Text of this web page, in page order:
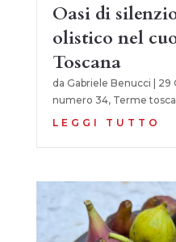
Oasi di
olistico nel
Toscana
da Gabriele Benucci 29
numero 34, Terme
LEGGI TUTTO